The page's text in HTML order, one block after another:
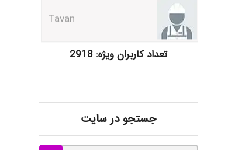
akhtar shahsavandi
ayda habibnejad
تعداد کاربران ویژه: 2918
جستجو در سایت